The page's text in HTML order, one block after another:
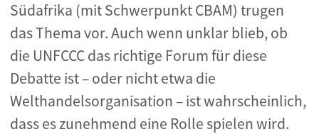
Südafrika (mit Schwerpunkt CBAM) trugen
das Thema vor. Auch wenn unklar blieb, ob
die UNFCCC das richtige Forum für diese
Debatte ist – oder nicht etwa die
Welthandelsorganisation – ist wahrscheinlich,
dass es zunehmend eine Rolle spielen wird.